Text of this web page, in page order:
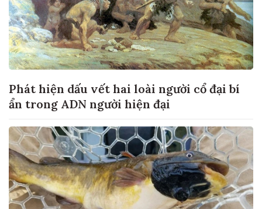
Phát hiện dấu vết hai loài người cổ đại bí
ẩn trong ADN người hiện đại